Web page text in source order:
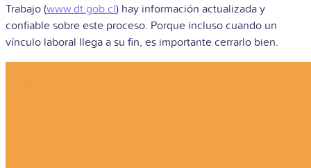
Trabajo (www.dt.gob.cl) hay información actualizada y
confiable sobre este proceso. Porque incluso cuando un
vínculo laboral llega a su fin, es importante cerrarlo bien.